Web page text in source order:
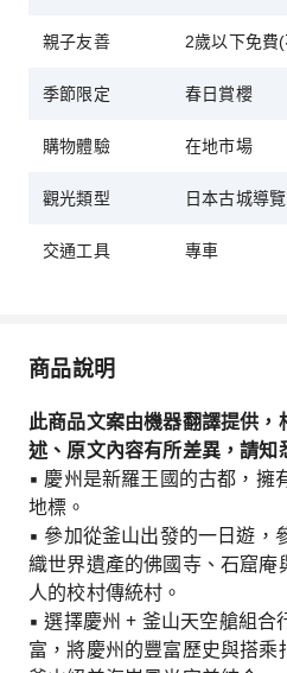
親子友善 2歲以下免費
季節限定 春日賞櫻
購物體驗 在地市場
觀光類型 日本古城導
交通工具 專車
商品說明
此商品文案由機器翻譯提供
述、原文內容有所差異，請知
▪︎ 慶州是新羅王國的古都，擁
地標。
▪︎ 參加從釜山出發的一日遊，
織世界遺產的佛國寺、石窟
人的校村傳統村。
▪︎ 選擇慶州 + 釜山天空艙組合
富，將慶州的豐富歷史與搭